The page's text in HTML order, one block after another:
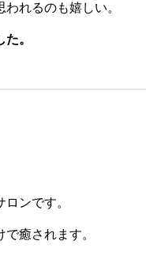
れるのも嬉しい。
。
ンです。
癒されます。